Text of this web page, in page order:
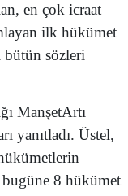
en çok icraat
ilk hükümet
bütün sözleri
ManşetArtı
yanıtladı. Üstel,
bugüne 8 hükümet